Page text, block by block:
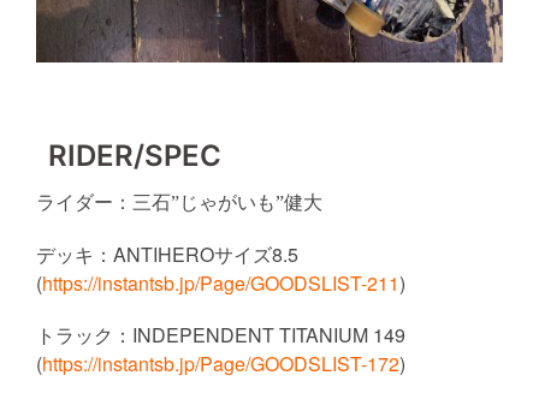
RIDER/SPEC
ライダー： 三石”じゃがいも”健大
デッキ ： ANTIHEROサイズ8.5
(https://instantsb.jp/Page/GOODSLIST-211)
トラック： INDEPENDENT TITANIUM 149
(https://instantsb.jp/Page/GOODSLIST-172)